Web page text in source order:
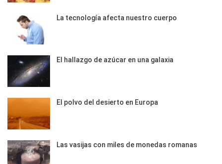
La tecnología afecta nuestro cuerpo
El hallazgo de azúcar en una galaxia
El polvo del desierto en Europa
Las vasijas con miles de monedas romanas